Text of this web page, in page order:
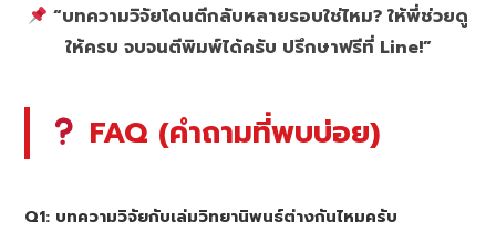
“บทความวิจัยโดนตีกลับหลายรอบใช่ไหม? ให้พี่ช่วยดู
ให้ครบ จบจนตีพิมพ์ได้ครับ ปรึกษาฟรีที่ Line!”
FAQ (คำถามที่พบบ่อย)
Q1: บทความวิจัยกับเล่มวิทยานิพนธ์ต่างกันไหมครับ